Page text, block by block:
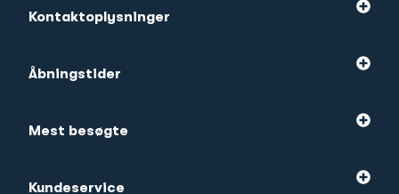
Kontaktoplysninger
Åbningstider
Mest besøgte
Kundeservice